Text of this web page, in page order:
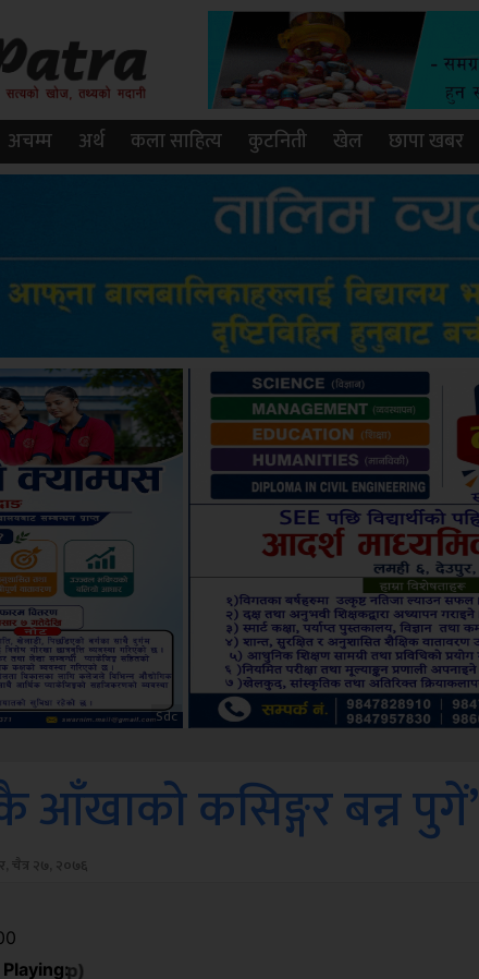
अचम्म अर्थ कला साहित्य कुटनिती खेल छापा खबर
Amb
कसिङ्गर बन्न पुगें’
चैत्र २७, २०७६